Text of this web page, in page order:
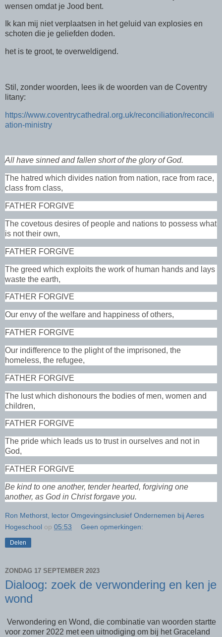
wensen omdat je Jood bent.
Ik kan mij niet verplaatsen in het geluid van explosies en
schoten die je geliefden doden.
het is te groot, te overweldigend.
Stil, zonder woorden, lees ik de woorden van de Coventry
litany:
https://www.coventrycathedral.org.uk/reconciliation/reconcili
ation-ministry
All have sinned and fallen short of the glory of God.
The hatred which divides nation from nation, race from race,
class from class,
FATHER FORGIVE
The covetous desires of people and nations to possess what
is not their own,
FATHER FORGIVE
The greed which exploits the work of human hands and lays
waste the earth,
FATHER FORGIVE
Our envy of the welfare and happiness of others,
FATHER FORGIVE
Our indifference to the plight of the imprisoned, the
homeless, the refugee,
FATHER FORGIVE
The lust which dishonours the bodies of men, women and
children,
FATHER FORGIVE
The pride which leads us to trust in ourselves and not in
God,
FATHER FORGIVE
Be kind to one another, tender hearted, forgiving one
another, as God in Christ forgave you.
Ron Methorst, lector Omgevingsinclusief Ondernemen bij Aeres
Hogeschool op 05:53 Geen opmerkingen:
Delen
ZONDAG 17 SEPTEMBER 2023
Dialoog: zoek de verwondering en ken je
wond
Verwondering en Wond, die combinatie van woorden startte
voor zomer 2022 met een uitnodiging om bij het Graceland